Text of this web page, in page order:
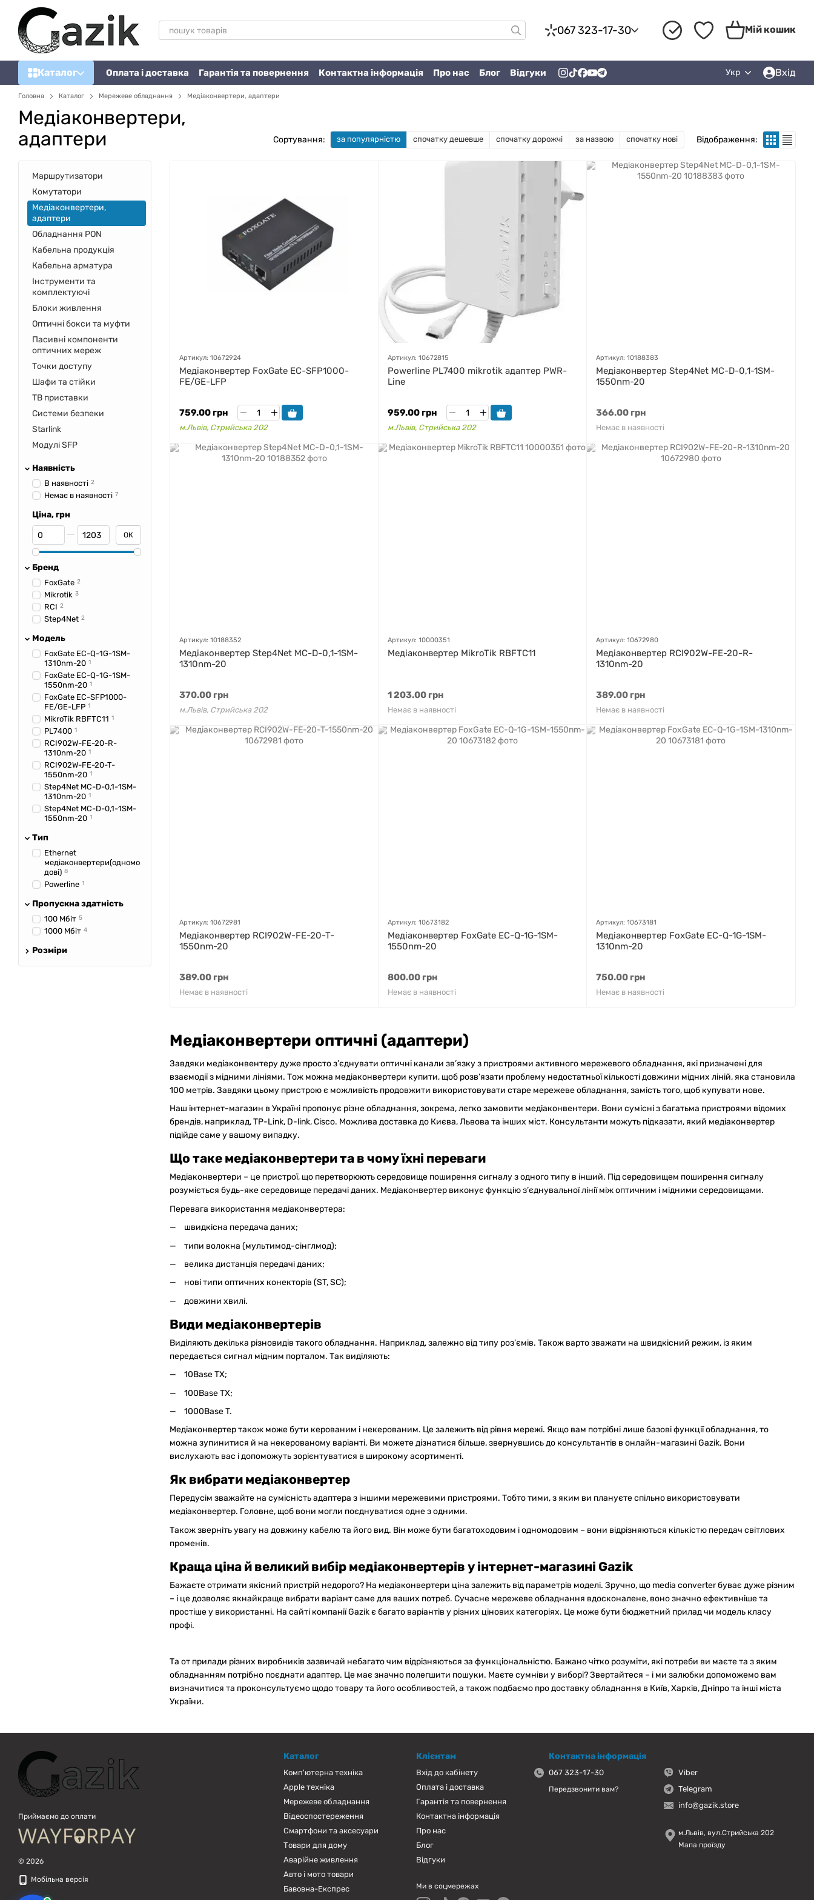
Перейти до основного контенту
067 323-17-30 Мій кошик
Каталог Оплата і доставка Гарантія та повернення Контактна інформація Про нас Блог Відгуки Укр Вхід
Головна Каталог Мережеве обладнання Медіаконвертери, адаптери
Медіаконвертери,
адаптери
Сортування: за популярністю спочатку дешевше спочатку дорожчі за назвою спочатку нові Відображення:
Медіаконвертери оптичні (адаптери)
Завдяки медіаконвентеру дуже просто з’єднувати оптичні канали зв’язку з пристроями активного мережевого обладнання, які призначені для
взаємодії з мідними лініями. Тож можна медіаконвертери купити, щоб розв’язати проблему недостатньої кількості довжини мідних ліній, яка становила
100 метрів. Завдяки цьому пристрою є можливість продовжити використовувати старе мережеве обладнання, замість того, щоб купувати нове.
Наш інтернет-магазин в Україні пропонує різне обладнання, зокрема, легко замовити медіаконвентери. Вони сумісні з багатьма пристроями відомих
брендів, наприклад, TP-Link, D-link, Cisco. Можлива доставка до Києва, Львова та інших міст. Консультанти можуть підказати, який медіаконвертер
підійде саме у вашому випадку.
Що таке медіаконвертери та в чому їхні переваги
Медіаконвертери – це пристрої, що перетворюють середовище поширення сигналу з одного типу в інший. Під середовищем поширення сигналу
розуміється будь-яке середовище передачі даних. Медіаконвертер виконує функцію з’єднувальної лінії між оптичним і мідними середовищами.
Перевага використання медіаконвертера:
швидкісна передача даних;
типи волокна (мультимод-сінглмод);
велика дистанція передачі даних;
нові типи оптичних конекторів (ST, SC);
довжини хвилі.
Види медіаконвертерів
Виділяють декілька різновидів такого обладнання. Наприклад, залежно від типу роз’ємів. Також варто зважати на швидкісний режим, із яким
передається сигнал мідним порталом. Так виділяють:
10Base TX;
100Base TX;
1000Base T.
Медіаконвертер також може бути керованим і некерованим. Це залежить від рівня мережі. Якщо вам потрібні лише базові функції обладнання, то
можна зупинитися й на некерованому варіанті. Ви можете дізнатися більше, звернувшись до консультантів в онлайн-магазині Gazik. Вони
вислухають вас і допоможуть зорієнтуватися в широкому асортименті.
Як вибрати медіаконвертер
Передусім зважайте на сумісність адаптера з іншими мережевими пристроями. Тобто тими, з яким ви плануєте спільно використовувати
медіаконвертер. Головне, щоб вони могли поєднуватися одне з одними.
Також зверніть увагу на довжину кабелю та його вид. Він може бути багатоходовим і одномодовим – вони відрізняються кількістю передач світлових
променів.
Краща ціна й великий вибір медіаконвертерів у інтернет-магазині Gazik
Бажаєте отримати якісний пристрій недорого? На медіаконвертери ціна залежить від параметрів моделі. Зручно, що media converter буває дуже різним
– і це дозволяє якнайкраще вибрати варіант саме для ваших потреб. Сучасне мережеве обладнання вдосконалене, воно значно ефективніше та
простіше у використанні. На сайті компанії Gazik є багато варіантів у різних цінових категоріях. Це може бути бюджетний прилад чи модель класу
профі.
Та от прилади різних виробників зазвичай небагато чим відрізняються за функціональністю. Бажано чітко розуміти, які потреби ви маєте та з яким
обладнанням потрібно поєднати адаптер. Це має значно полегшити пошуки. Маєте сумніви у виборі? Звертайтеся – і ми залюбки допоможемо вам
визначитися та проконсультуємо щодо товару та його особливостей, а також подбаємо про доставку обладнання в Київ, Харків, Дніпро та інші міста
України.
Артикул: 10672924
Медіаконвертер FoxGate EC-SFP1000-
FE/GE-LFP
759.00 грн
м.Львів, Стрийська 202
Артикул: 10672815
Powerline PL7400 mikrotik адаптер PWR-
Line
959.00 грн
м.Львів, Стрийська 202
Артикул: 10188383
Медіаконвертер Step4Net MC-D-0,1-1SM-
1550nm-20
366.00 грн
Немає в наявності
Артикул: 10188352
Медіаконвертер Step4Net MC-D-0,1-1SM-
1310nm-20
370.00 грн
м.Львів, Стрийська 202
Артикул: 10000351
Медіаконвертер MikroTik RBFTC11
1 203.00 грн
Немає в наявності
Артикул: 10672980
Медіаконвертер RCI902W-FE-20-R-
1310nm-20
389.00 грн
Немає в наявності
Артикул: 10672981
Медіаконвертер RCI902W-FE-20-T-
1550nm-20
389.00 грн
Немає в наявності
Артикул: 10673182
Медіаконвертер FoxGate EC-Q-1G-1SM-
1550nm-20
800.00 грн
Немає в наявності
Артикул: 10673181
Медіаконвертер FoxGate EC-Q-1G-1SM-
1310nm-20
750.00 грн
Немає в наявності
Маршрутизатори
Комутатори
Медіаконвертери,
адаптери
Обладнання PON
Кабельна продукція
Кабельна арматура
Інструменти та
комплектуючі
Блоки живлення
Оптичні бокси та муфти
Пасивні компоненти
оптичних мереж
Точки доступу
Шафи та стійки
ТВ приставки
Системи безпеки
Starlink
Модулі SFP
Наявність
В наявності 2
Немає в наявності 7
Ціна, грн
Від Ціна, грн
До Ціна, грн ОК
Бренд
FoxGate 2
Mikrotik 3
RCI 2
Step4Net 2
Модель
FoxGate EC-Q-1G-1SM-
1310nm-20 1
FoxGate EC-Q-1G-1SM-
1550nm-20 1
FoxGate EC-SFP1000-
FE/GE-LFP 1
MikroTik RBFTC11 1
PL7400 1
RCI902W-FE-20-R-
1310nm-20 1
RCI902W-FE-20-T-
1550nm-20 1
Step4Net MC-D-0,1-1SM-
1310nm-20 1
Step4Net MC-D-0,1-1SM-
1550nm-20 1
Тип
Ethernet
медіаконвертери(одномо
дові) 8
Powerline 1
Пропускна здатність
100 Мбіт 5
1000 Мбіт 4
Розміри
Приймаємо до оплати
© 2026
Мобільна версія
Каталог
Комп'ютерна техніка
Apple техніка
Мережеве обладнання
Відеоспостереження
Смартфони та аксесуари
Товари для дому
Аварійне живлення
Авто і мото товари
Бавовна-Експрес
Клієнтам
Вхід до кабінету
Оплата і доставка
Гарантія та повернення
Контактна інформація
Про нас
Блог
Відгуки
Ми в соцмережах
Контактна інформація
067 323-17-30
Передзвонити вам?
Viber
Telegram
info@gazik.store
м.Львів, вул.Стрийська 202
Мапа проїзду
Привіт! 👋 Я Gazik AI — допоможу